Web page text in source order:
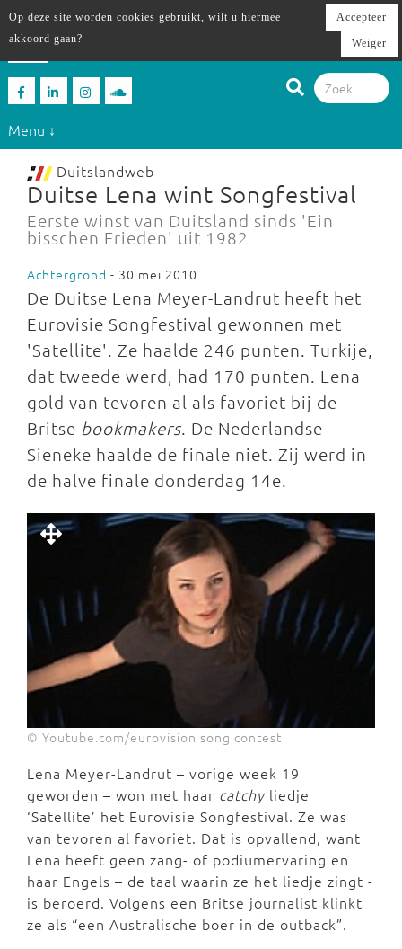
Menu ↓
Duitslandweb
Duitse Lena wint Songfestival
Eerste winst van Duitsland sinds 'Ein
bisschen Frieden' uit 1982
Achtergrond - 30 mei 2010
De Duitse Lena Meyer-Landrut heeft het
Eurovisie Songfestival gewonnen met
'Satellite'. Ze haalde 246 punten. Turkije,
dat tweede werd, had 170 punten. Lena
gold van tevoren al als favoriet bij de
Britse bookmakers. De Nederlandse
Sieneke haalde de finale niet. Zij werd in
de halve finale donderdag 14e.
© Youtube.com/eurovision song contest
Lena Meyer-Landrut – vorige week 19
geworden – won met haar catchy liedje
‘Satellite’ het Eurovisie Songfestival. Ze was
van tevoren al favoriet. Dat is opvallend, want
Lena heeft geen zang- of podiumervaring en
haar Engels – de taal waarin ze het liedje zingt -
is beroerd. Volgens een Britse journalist klinkt
ze als “een Australische boer in de outback”.
Op deze site worden cookies gebruikt, wilt u hiermee
akkoord gaan?
Accepteer
Weiger